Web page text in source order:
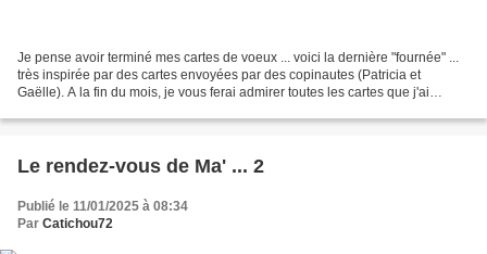
Je pense avoir terminé mes cartes de voeux ... voici la dernière "fournée" ...
très inspirée par des cartes envoyées par des copinautes (Patricia et
Gaëlle). A la fin du mois, je vous ferai admirer toutes les cartes que j'ai
Le rendez-vous de Ma' ... 2
Publié le 11/01/2025 à 08:34
Par Catichou72